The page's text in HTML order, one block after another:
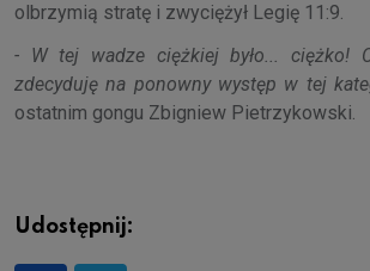
olbrzymią stratę i zwyciężył Legię 11:9.
- W tej wadze ciężkiej było... ciężko!
zdecyduję na ponowny występ w tej
ostatnim gongu Zbigniew Pietrzykowski.
Udostępnij: